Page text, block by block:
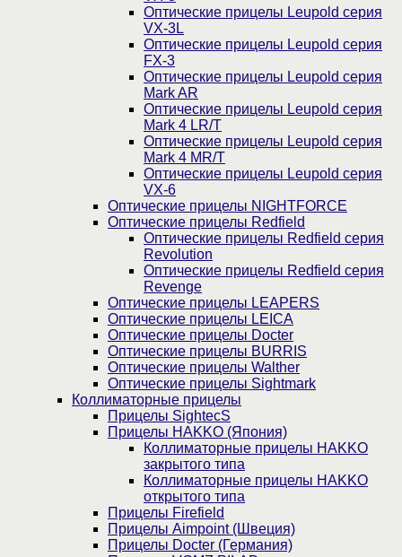
Оптические прицелы Leupold серия
VX-3L
Оптические прицелы Leupold серия
FX-3
Оптические прицелы Leupold серия
Mark AR
Оптические прицелы Leupold серия
Mark 4 LR/T
Оптические прицелы Leupold серия
Mark 4 MR/T
Оптические прицелы Leupold серия
VX-6
Оптические прицелы NIGHTFORCE
Оптические прицелы Redfield
Оптические прицелы Redfield серия
Revolution
Оптические прицелы Redfield серия
Revenge
Оптические прицелы LEAPERS
Оптические прицелы LEICA
Оптические прицелы Docter
Оптические прицелы BURRIS
Оптические прицелы Walther
Оптические прицелы Sightmark
Коллиматорные прицелы
Прицелы SightecS
Прицелы HAKKO (Япония)
Коллиматорные прицелы HAKKO
закрытого типа
Коллиматорные прицелы HAKKO
открытого типа
Прицелы Firefield
Прицелы Aimpoint (Швеция)
Прицелы Docter (Германия)